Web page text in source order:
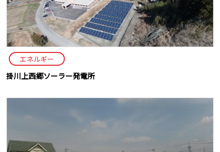
エネルギー
掛川上西郷ソーラー発電所